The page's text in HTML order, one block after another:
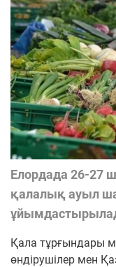
Елордада 26-27
қалалық ауыл
Қала тұрғындары
өндірушілер мен